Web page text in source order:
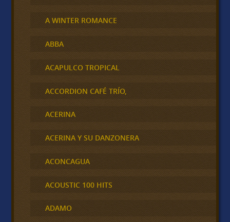
A WINTER ROMANCE
ABBA
ACAPULCO TROPICAL
ACCORDION CAFÉ TRÍO,
ACERINA
ACERINA Y SU DANZONERA
ACONCAGUA
ACOUSTIC 100 HITS
ADAMO